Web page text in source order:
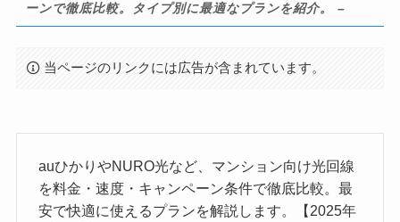
ーンで徹底比較。タイプ別に最適なプランを紹介。 –
当ページのリンクには広告が含まれています。
auひかりやNURO光など、マンション向け光回線
を料金・速度・キャンペーン条件で徹底比較。最
安で快適に使えるプランを解説します。【2025年